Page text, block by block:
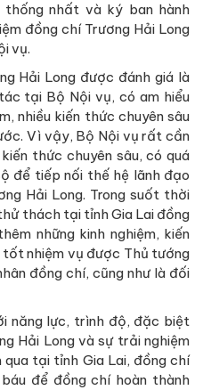
nhất và ký ban hành
đồng chí Trương Hải Long
vụ.
Hải Long được đánh giá là
tại Bộ Nội vụ, có am hiểu
nhiều kiến thức chuyên sâu
Vì vậy, Bộ Nội vụ rất cần
thức chuyên sâu, có quá
để tiếp nối thế hệ lãnh đạo
Hải Long. Trong suốt thời
thách tại tỉnh Gia Lai đồng
những kinh nghiệm, kiến
nhiệm vụ được Thủ tướng
đồng chí, cũng như là đối
năng lực, trình độ, đặc biệt
Hải Long và sự trải nghiệm
tại tỉnh Gia Lai, đồng chí
để đồng chí hoàn thành